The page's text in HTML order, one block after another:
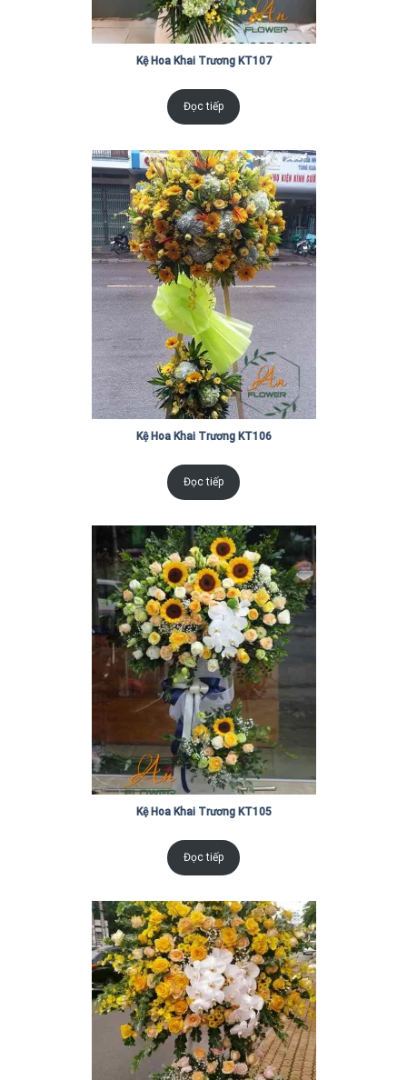
Kệ Hoa Khai Trương KT107
Đọc tiếp
Kệ Hoa Khai Trương KT106
Đọc tiếp
Kệ Hoa Khai Trương KT105
Đọc tiếp